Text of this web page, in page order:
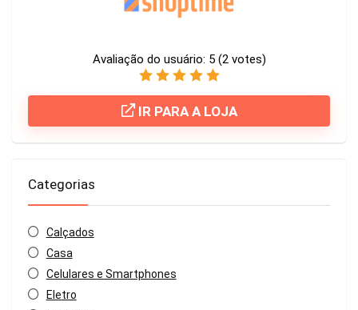
Avaliação do usuário: 5 (2votes)
IR PARA A LOJA
Categorias
Calçados
Casa
Celulares e Smartphones
Eletro